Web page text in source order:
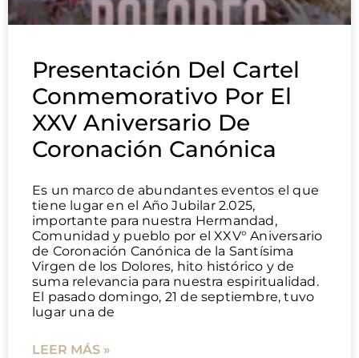
Presentación Del Cartel
Conmemorativo Por El
XXV Aniversario De
Coronación Canónica
Es un marco de abundantes eventos el que
tiene lugar en el Año Jubilar 2.025,
importante para nuestra Hermandad,
Comunidad y pueblo por el XXV° Aniversario
de Coronación Canónica de la Santísima
Virgen de los Dolores, hito histórico y de
suma relevancia para nuestra espiritualidad.
El pasado domingo, 21 de septiembre, tuvo
lugar una de
LEER MÁS »